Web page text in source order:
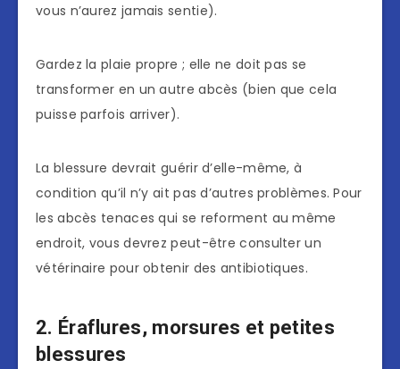
vous n’aurez jamais sentie).
Gardez la plaie propre ; elle ne doit pas se
transformer en un autre abcès (bien que cela
puisse parfois arriver).
La blessure devrait guérir d’elle-même, à
condition qu’il n’y ait pas d’autres problèmes. Pour
les abcès tenaces qui se reforment au même
endroit, vous devrez peut-être consulter un
vétérinaire pour obtenir des antibiotiques.
2. Éraflures, morsures et petites
blessures